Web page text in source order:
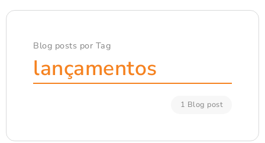
Blog posts por Tag
lançamentos
1 Blog post